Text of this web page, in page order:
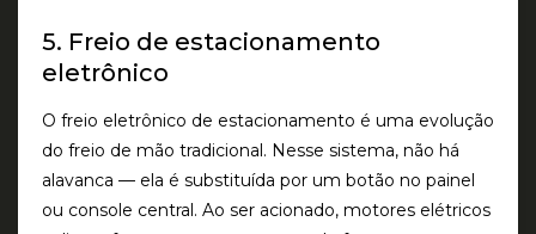
5. Freio de estacionamento
eletrônico
O freio eletrônico de estacionamento é uma evolução
do freio de mão tradicional. Nesse sistema, não há
alavanca — ela é substituída por um botão no painel
ou console central. Ao ser acionado, motores elétricos